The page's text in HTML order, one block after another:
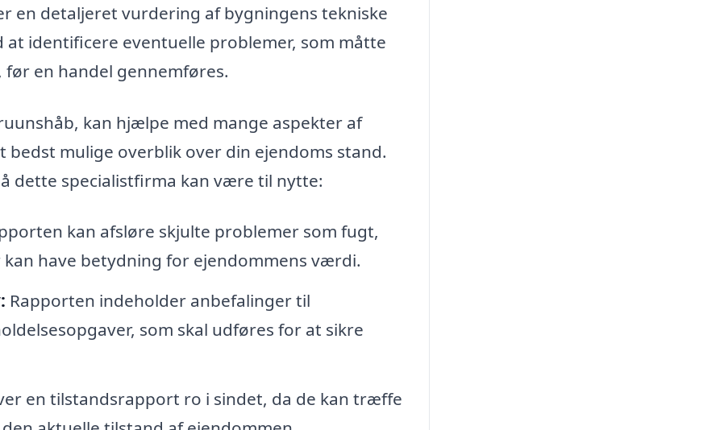
detaljeret vurdering af bygningens tekniske
identificere eventuelle problemer, som måtte
en handel gennemføres.
kan hjælpe med mange aspekter af
mulige overblik over din ejendoms stand.
dette specialistfirma kan være til nytte:
kan afsløre skjulte problemer som fugt,
have betydning for ejendommens værdi.
Rapporten indeholder anbefalinger til
som skal udføres for at sikre
en tilstandsrapport ro i sindet, da de kan træffe